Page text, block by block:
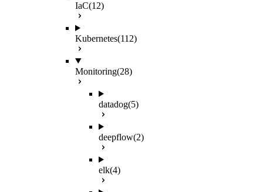
IaC(12)
Kubernetes(112)
Monitoring(28)
datadog(5)
deepflow(2)
elk(4)